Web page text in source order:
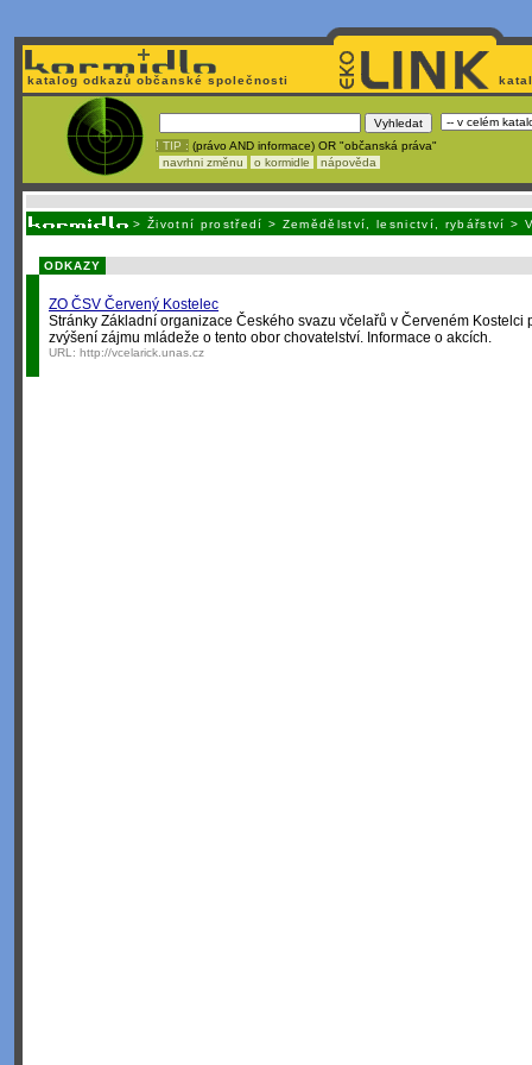
katalog odkazů občanské společnosti
! TIP : (právo AND informace) OR "občanská práva"
navrhni změnu
o kormidle nápověda
> Životní prostředí > Zemědělství, lesnictví, rybářství >
ODKAZY
ZO ČSV Červený Kostelec
Stránky Základní organizace Českého svazu včelařů v Červeném
zvýšení zájmu mládeže o tento obor chovatelství. Informace o akcích.
URL: http://vcelarick.unas.cz